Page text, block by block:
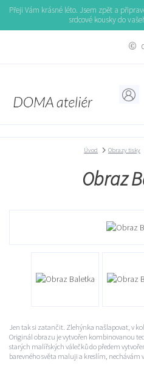
Přeji Vám krásné léto. Jsem zpět a
srdcové kousky do
Úvod Obrazy tisky
Obraz
Jen tak si zatančit. Zlehýnka našlapovat, v
Originál obrazu je vytvořen kombinovanou
starých malířských válečků do předem
barevného světa maluji a kreslím, nechávám